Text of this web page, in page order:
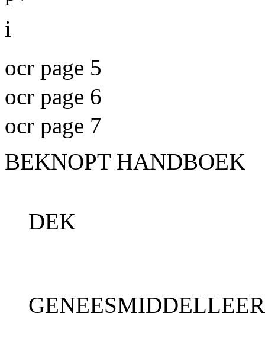
i
ocr page 5
ocr page 6
ocr page 7
BEKNOPT HANDBOEK
DEK